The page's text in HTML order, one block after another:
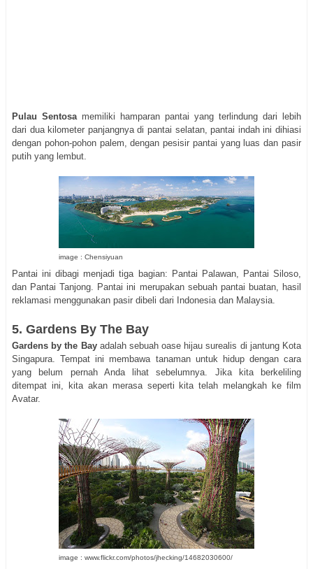
Pulau Sentosa memiliki hamparan pantai yang terlindung dari lebih
dari dua kilometer panjangnya di pantai selatan, pantai indah ini dihiasi
dengan pohon-pohon palem, dengan pesisir pantai yang luas dan pasir
putih yang lembut.
image : Chensiyuan
Pantai ini dibagi menjadi tiga bagian: Pantai Palawan, Pantai Siloso,
dan Pantai Tanjong. Pantai ini merupakan sebuah pantai buatan, hasil
reklamasi menggunakan pasir dibeli dari Indonesia dan Malaysia.
5. Gardens By The Bay
Gardens by the Bayadalah sebuah oase hijau surealis di jantung Kota
Singapura. Tempat ini membawa tanaman untuk hidup dengan cara
yang belum pernah Anda lihat sebelumnya. Jika kita berkeliling
ditempat ini, kita akan merasa seperti kita telah melangkah ke film
Avatar.
image : www.flickr.com/photos/jhecking/14682030600/